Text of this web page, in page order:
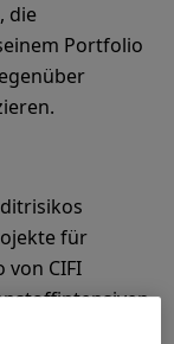
die
Portfolio
für
CIFI